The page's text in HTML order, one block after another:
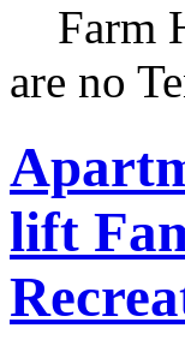
Farm
are no
lift